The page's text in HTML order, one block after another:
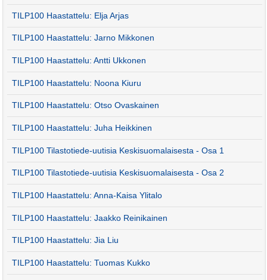
TILP100 Haastattelu: Elja Arjas
TILP100 Haastattelu: Jarno Mikkonen
TILP100 Haastattelu: Antti Ukkonen
TILP100 Haastattelu: Noona Kiuru
TILP100 Haastattelu: Otso Ovaskainen
TILP100 Haastattelu: Juha Heikkinen
TILP100 Tilastotiede-uutisia Keskisuomalaisesta - Osa 1
TILP100 Tilastotiede-uutisia Keskisuomalaisesta - Osa 2
TILP100 Haastattelu: Anna-Kaisa Ylitalo
TILP100 Haastattelu: Jaakko Reinikainen
TILP100 Haastattelu: Jia Liu
TILP100 Haastattelu: Tuomas Kukko